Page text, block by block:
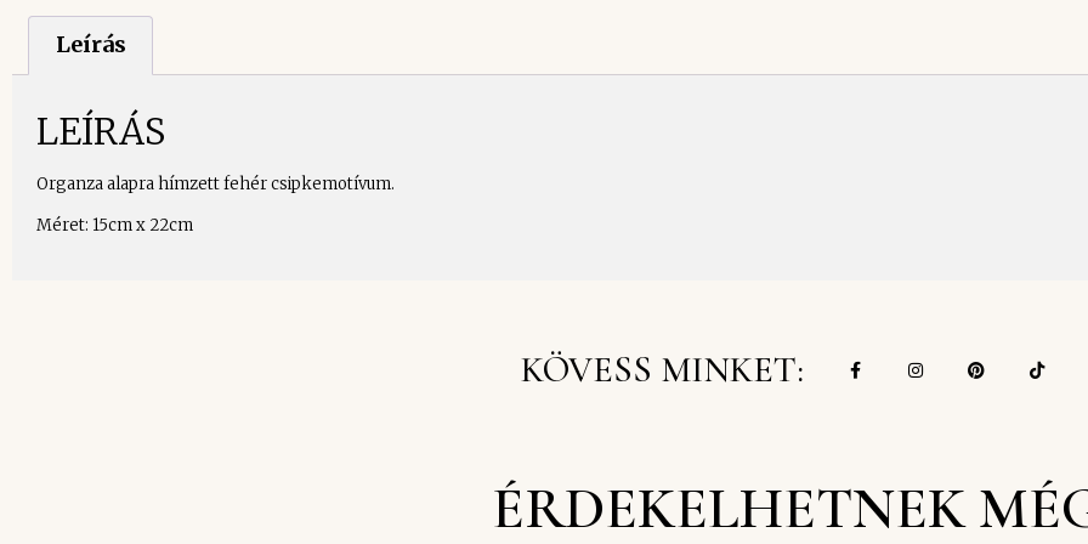
Leírás
LEÍRÁS
Organza alapra hímzett fehér csipkemotívum.
Méret: 15cm x 22cm
KÖVESS MINKET:
ÉRDEKELHETNEK